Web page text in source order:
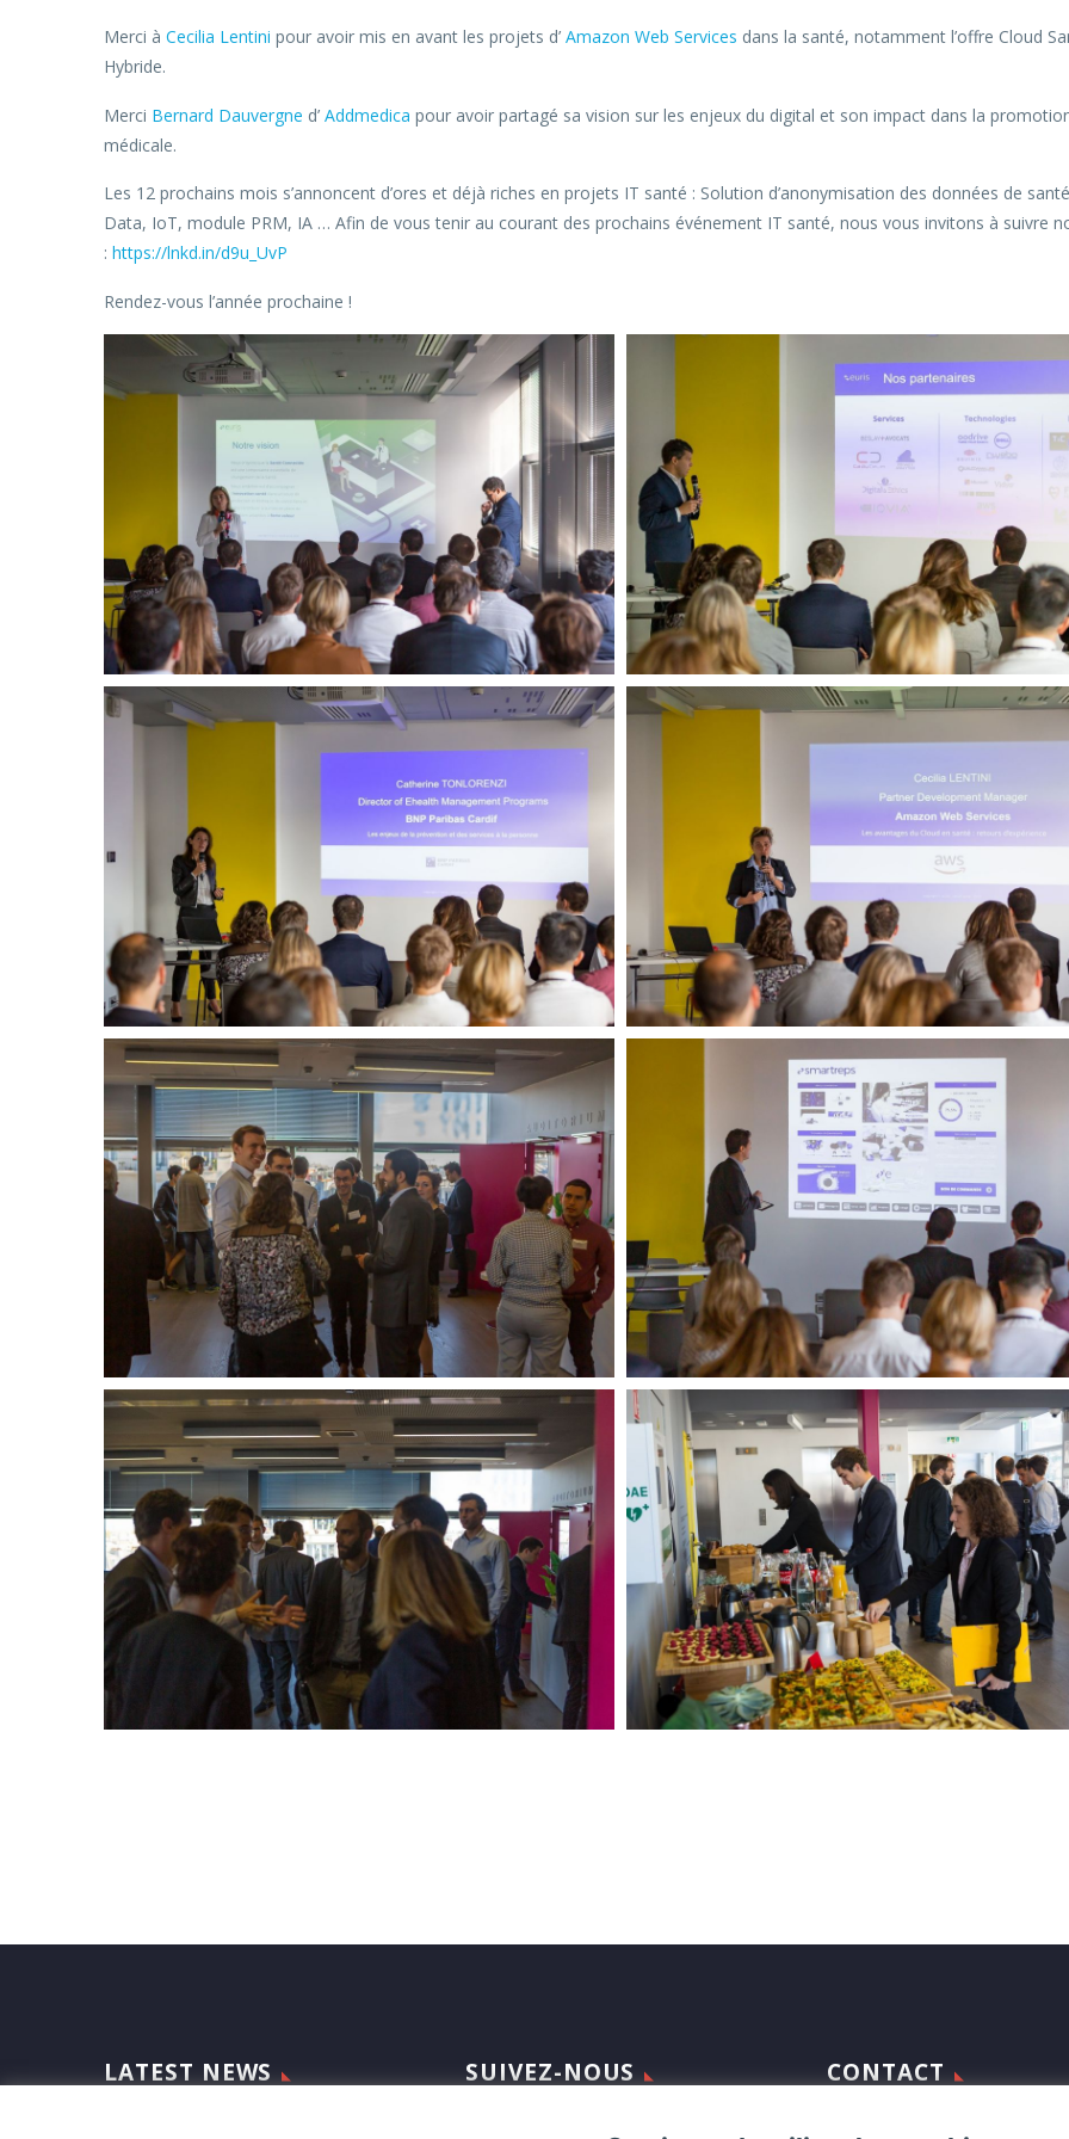
Merci à Cecilia Lentini pour avoir mis en avant les projets d’ Amazon Web Services dans la santé, notamment l’offre Cloud
Hybride.
Merci Bernard Dauvergne d’ Addmedica pour avoir partagé sa vision sur les enjeux du digital et son impact dans la
médicale.
Les 12 prochains mois s’annoncent d’ores et déjà riches en projets IT santé : Solution d’anonymisation des données de
Data, IoT, module PRM, IA … Afin de vous tenir au courant des prochains événement IT santé, nous vous invitons à suivre
: https://lnkd.in/d9u_UvP
Rendez-vous l’année prochaine !
LATEST NEWS SUIVEZ-NOUS CONTACT